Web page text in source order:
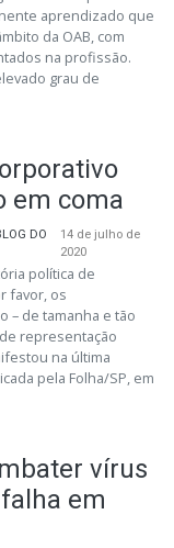
aprendizado que
da OAB, com
na profissão.
grau de
em coma
DO
14 de julho de
2020
política de
favor, os
– de tamanha e tão
representação
na última
pela Folha/SP, em
vírus
em